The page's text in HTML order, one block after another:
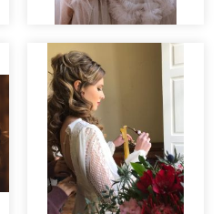
Sesión
roommatehotels